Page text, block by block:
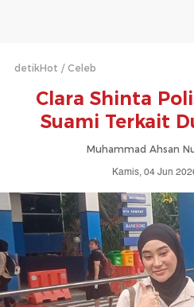
detikHot Celeb
Clara Shinta
Suami Terkait
Muhammad Ahsan
Kamis, 04 Jun